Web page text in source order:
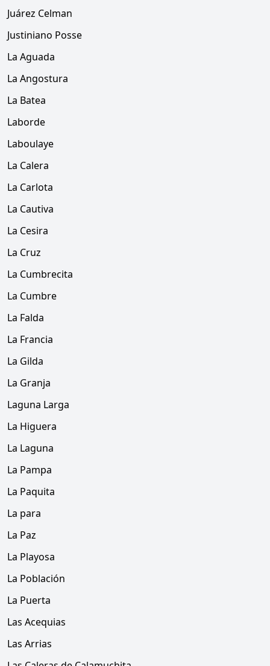
Juárez Celman
Justiniano Posse
La Aguada
La Angostura
La Batea
Laborde
Laboulaye
La Calera
La Carlota
La Cautiva
La Cesira
La Cruz
La Cumbrecita
La Cumbre
La Falda
La Francia
La Gilda
La Granja
Laguna Larga
La Higuera
La Laguna
La Pampa
La Paquita
La para
La Paz
La Playosa
La Población
La Puerta
Las Acequias
Las Arrias